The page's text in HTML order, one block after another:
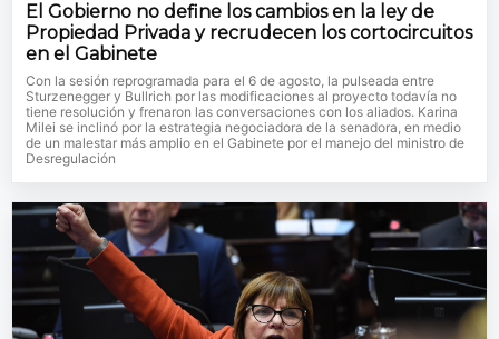
El Gobierno no define los cambios en la ley de
Propiedad Privada y recrudecen los cortocircuitos
en el Gabinete
Con la sesión reprogramada para el 6 de agosto, la pulseada entre
Sturzenegger y Bullrich por las modificaciones al proyecto todavía no
tiene resolución y frenaron las conversaciones con los aliados. Karina
Milei se inclinó por la estrategia negociadora de la senadora, en medio
de un malestar más amplio en el Gabinete por el manejo del ministro de
Desregulación